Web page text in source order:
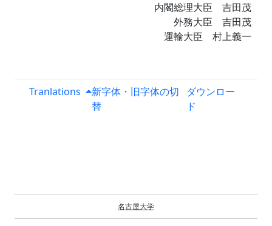
内閣総理大臣 吉田茂
外務大臣 吉田茂
運輸大臣 村上義一
Tranlations
新字体・旧字体の切
替
ダウンロー
ド
名古屋大学